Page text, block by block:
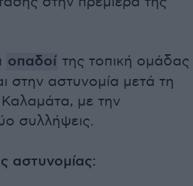
οπαδοί της τοπική ομάδας
στην αστυνομία μετά τη
με την
συλλήψεις.
αστυνομίας: